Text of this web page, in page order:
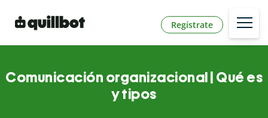
Regístrate
Comunicación organizacional | Qué es
y tipos